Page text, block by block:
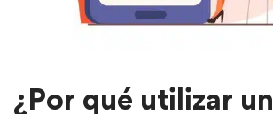
¿Por qué utilizar un